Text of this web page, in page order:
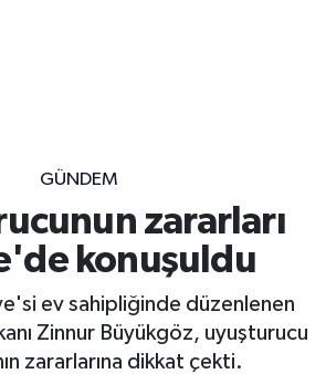
GÜNDEM
zararları
konuşuldu
ev sahipliğinde düzenlenen
Zinnur Büyükgöz, uyuşturucu
zararlarına dikkat çekti.